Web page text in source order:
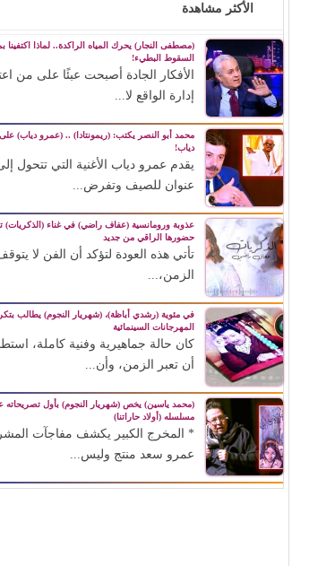
الأكثر مشاهدة
(مصطفى النجار) يحرك المياه الراكدة.. لماذا اكتفينا
السقوط البطيء!
الأفكار الجادة أصبحت عبئًا على من
إدارة الواقع لا...
محمد أبو النصر يكتب: (ريمونتادا) .. (عمرو دياب)
دياب!
يقدم عمرو دياب الأغنية التي تتحول
عنوان للصيف وتفرض...
عذوبة ورومانسية (عفاف راضي) في غناء
حضورها الراقي من جديد
تأتي هذه العودة لتؤكد أن الفن لا
الزمن،...
في مئوية (رشدي أباظة)، (شهريار النجوم) يطالب
المهرجانات السينمائية
كان حالة جماهيرية وفنية كاملة،
أن تعبر الزمن، وأن...
(محمد ياسين) يخص (شهريار النجوم) بأول تصريحاته
مسلسله (أولاد حاراتنا)
* المخرج الكبير يكشف مفاجآت
عمرو سعد منتج وليس...